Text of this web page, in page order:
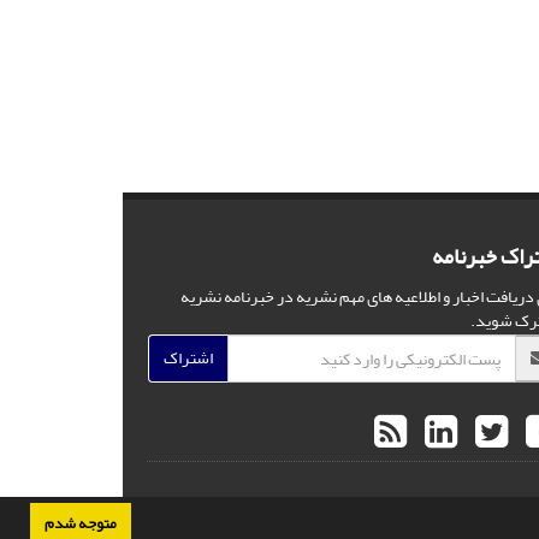
متوجه شدم
خبرنامه
دریافت اخبار و اطلاعیه های مهم نشریه در خبرنامه نشریه
شوید.
اشتراک